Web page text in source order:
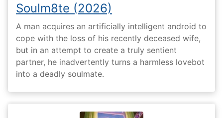
Soulm8te (2026)
A man acquires an artificially intelligent android to
cope with the loss of his recently deceased wife,
but in an attempt to create a truly sentient
partner, he inadvertently turns a harmless lovebot
into a deadly soulmate.